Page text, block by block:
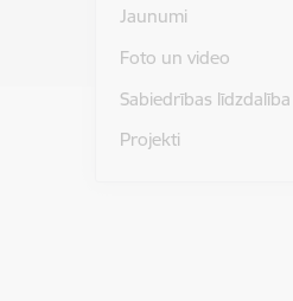
Jaunumi
Foto un video
Sabiedrības līdzdalība
Projekti